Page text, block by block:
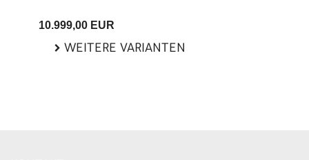
10.999,00 EUR
WEITERE VARIANTEN